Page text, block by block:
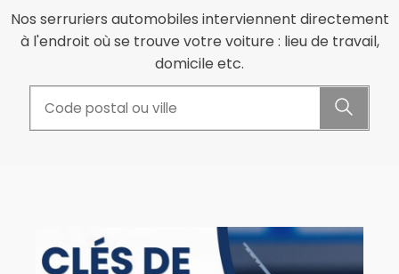
Nos serruriers automobiles interviennent directement
à l'endroit où se trouve votre voiture : lieu de travail,
domicile etc.